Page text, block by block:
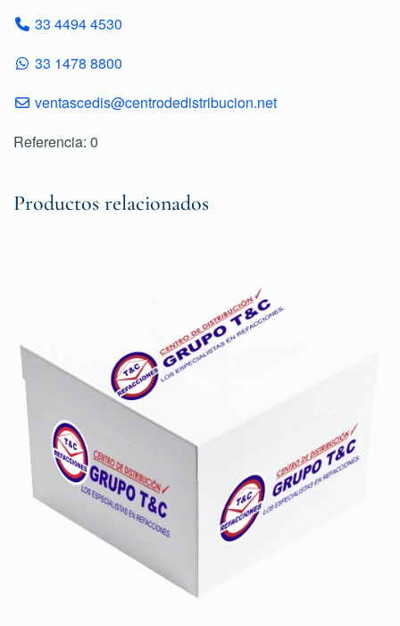
33 4494 4530
33 1478 8800
ventascedis@centrodedistribucion.net
Referencia: 0
Productos relacionados